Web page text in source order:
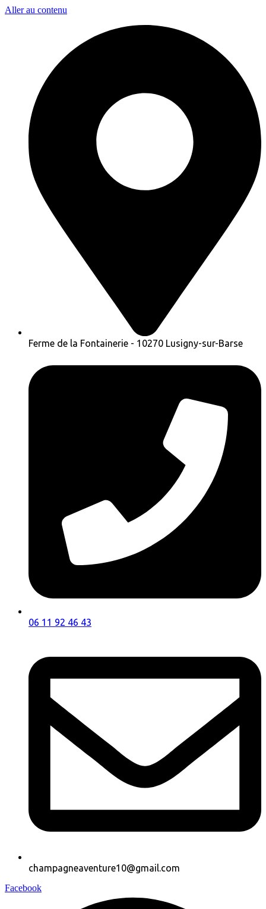
Aller au contenu
Ferme de la Fontainerie - 10270 Lusigny-sur-Barse
06 11 92 46 43
champagneaventure10@gmail.com
Facebook